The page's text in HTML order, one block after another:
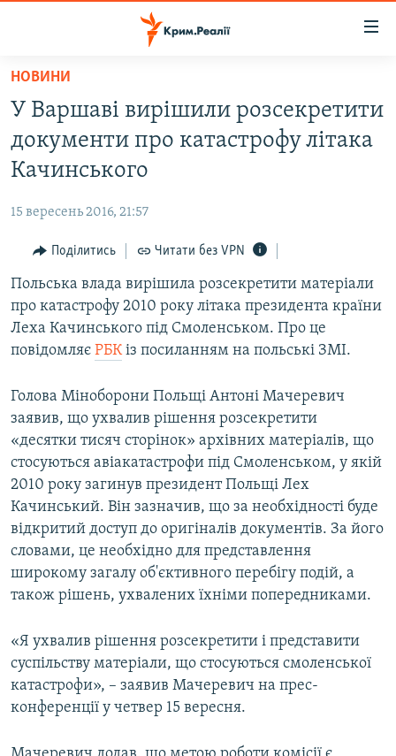
Перейти
основного
матеріалу
Перейти
до
основної
навігації
Перейти
пошуку
ВОДА.КРИМ
ВІДЕО ТА ФОТО
БЛОГИ
ПОГЛЯД
ІНТЕРВ'Ю
ВСЕ ЗА ДЕНЬ
СПЕЦПРОЕКТИ
ВІДЕОУРОКИ «ELIFBE»
СВІДЧЕННЯ ОКУПАЦІЇ
УКРАЇНСЬКА ПРОБЛЕМА КРИМУ
ІНФОГРАФІКА
Русский
Qırımtatar
ДОЛУЧАЙСЯ!
Усі сайти RFE/RL
НОВИНИ
У Варшаві вирішили розсекретити
документи про катастрофу літака
Качинського
15 вересень 2016, 21:57
Поділитись Читати без VPN
Польська влада вирішила розсекретити матеріали
про катастрофу 2010 року літака президента країни
Леха Качинського під Смоленськом. Про це
повідомляє РБКіз посиланням на польські ЗМІ.
Голова Міноборони Польщі Антоні Мачеревич
заявив, що ухвалив рішення розсекретити
«десятки тисяч сторінок» архівних матеріалів, що
стосуються авіакатастрофи під Смоленськом, у якій
2010 року загинув президент Польщі Лех
Качинський. Він зазначив, що за необхідності буде
відкритий доступ до оригіналів документів. За його
словами, це необхідно для представлення
широкому загалу об'єктивного перебігу подій, а
також рішень, ухвалених їхніми попередниками.
«Я ухвалив рішення розсекретити і представити
суспільству матеріали, що стосуються смоленської
катастрофи», – заявив Мачеревич на прес-
конференції у четвер 15 вересня.